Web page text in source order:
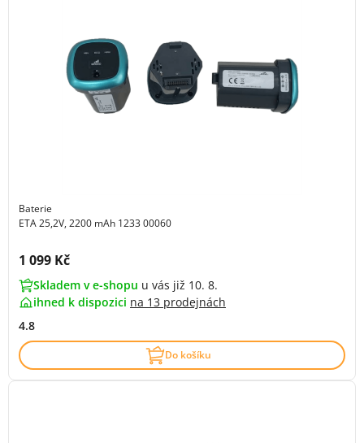
Baterie
ETA 25,2V, 2200 mAh 1233 00060
Cena s DPH:
1 099 Kč
Skladem v e-shopu u vás již 10. 8.
ihned k dispozici na 13 prodejnách
4.8
Do košíku